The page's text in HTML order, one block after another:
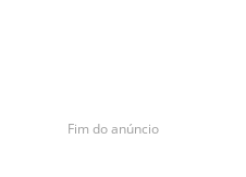
Fim do anúncio